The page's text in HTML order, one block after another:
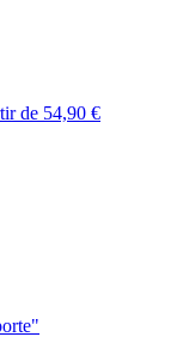
de 54,90 €